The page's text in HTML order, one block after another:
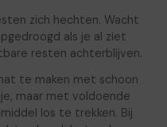
zich hechten. Wacht
als je al ziet
resten achterblijven.
te maken met schoon
maar met voldoende
los te trekken. Bij